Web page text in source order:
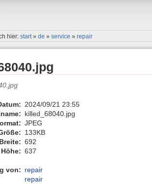
hier:start »de »service »repair
2024/09/21 23:55
killed_68040.jpg
JPEG
133KB
Breite: 692
Höhe: 637
von: repair
repair